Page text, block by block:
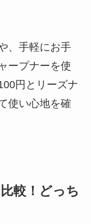
、手軽にお手
ープナーを使
円とリーズナ
使い心地を確
較！どっち